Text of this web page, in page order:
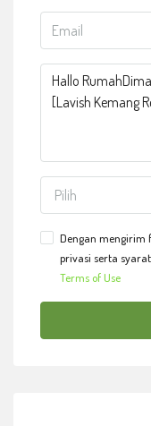
Pilih
Dengan mengirim
privasi serta
Terms of Use